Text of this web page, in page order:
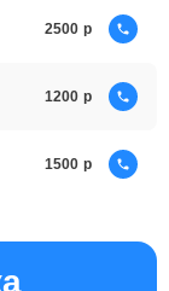
2500
1200
1500